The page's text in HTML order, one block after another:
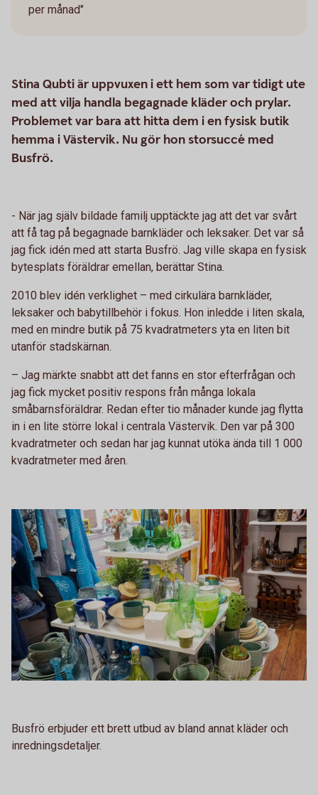
per månad"
Stina Qubti är uppvuxen i ett hem som var tidigt ute
med att vilja handla begagnade kläder och prylar.
Problemet var bara att hitta dem i en fysisk butik
hemma i Västervik. Nu gör hon storsuccé med
Busfrö.
- När jag själv bildade familj upptäckte jag att det var svårt
att få tag på begagnade barnkläder och leksaker. Det var så
jag fick idén med att starta Busfrö. Jag ville skapa en fysisk
bytesplats föräldrar emellan, berättar Stina.
2010 blev idén verklighet – med cirkulära barnkläder,
leksaker och babytillbehör i fokus. Hon inledde i liten skala,
med en mindre butik på 75 kvadratmeters yta en liten bit
utanför stadskärnan.
– Jag märkte snabbt att det fanns en stor efterfrågan och
jag fick mycket positiv respons från många lokala
småbarnsföräldrar. Redan efter tio månader kunde jag flytta
in i en lite större lokal i centrala Västervik. Den var på 300
kvadratmeter och sedan har jag kunnat utöka ända till 1 000
kvadratmeter med åren.
Busfrö erbjuder ett brett utbud av bland annat kläder och
inredningsdetaljer.